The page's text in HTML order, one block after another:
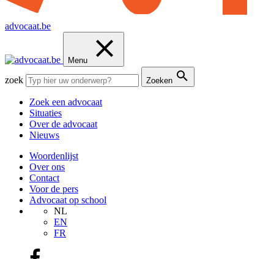
advocaat.be
Menu
zoek Zoeken
Zoek een advocaat
Situaties
Over de advocaat
Nieuws
Woordenlijst
Over ons
Contact
Voor de pers
Advocaat op school
NL
EN
FR